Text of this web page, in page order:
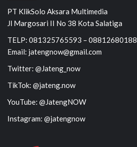
PT KlikSolo Aksara Multimedia
Jl Margosari II No 38 Kota Salatiga
TELP: 081325765593 – 08812680188
Email: jatengnow@gmail.com
Twitter: @Jateng_now
TikTok: @jateng.now
YouTube: @JatengNOW
Instagram: @jatengnow